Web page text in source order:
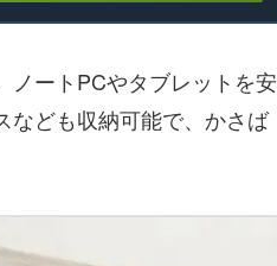
ノートPCやタブレットを安
なども収納可能で、かさば